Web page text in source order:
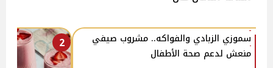
2
سموزي الزبادي والفواكه.. مشروب صيفي
منعش لدعم صحة الأطفال